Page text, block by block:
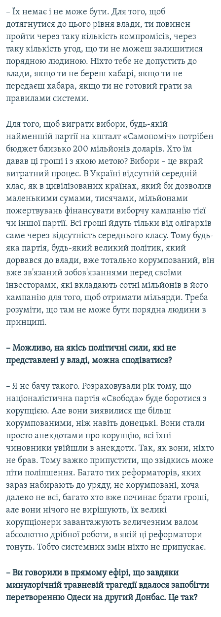
– Їх немає і не може бути. Для того, щоб
дотягнутися до цього рівня влади, ти повинен
пройти через таку кількість компромісів, через
таку кількість угод, що ти не можеш залишитися
порядною людиною. Ніхто тебе не допустить до
влади, якщо ти не береш хабарі, якщо ти не
передаєш хабара, якщо ти не готовий грати за
правилами системи.
Для того, щоб виграти вибори, будь-якій
найменшій партії на кшталт «Самопоміч» потрібен
бюджет близько 200 мільйонів доларів. Хто їм
давав ці гроші і з якою метою? Вибори – це вкрай
витратний процес. В Україні відсутній середній
клас, як в цивілізованих країнах, який би дозволив
маленькими сумами, тисячами, мільйонами
пожертвувань фінансувати виборчу кампанію тієї
чи іншої партії. Всі гроші йдуть тільки від олігархів
саме через відсутність середнього класу. Тому будь-
яка партія, будь-який великий політик, який
дорвався до влади, вже тотально корумпований, він
вже зв'язаний зобов'язаннями перед своїми
інвесторами, які вкладають сотні мільйонів в його
кампанію для того, щоб отримати мільярди. Треба
розуміти, що там не може бути порядна людини в
принципі.
– Можливо, на якісь політичні сили, які не
представлені у владі, можна сподіватися?
– Я не бачу такого. Розраховували рік тому, що
націоналістична партія «Свобода» буде боротися з
корупцією. Але вони виявилися ще більш
корумпованими, ніж навіть донецькі. Вони стали
просто анекдотами про корупцію, всі їхні
чиновники увійшли в анекдоти. Так, як вони, ніхто
не брав. Тому важко припустити, що звідкись може
піти поліпшення. Багато тих реформаторів, яких
зараз набирають до уряду, не корумповані, хоча
далеко не всі, багато хто вже починає брати гроші,
але вони нічого не вирішують, їх великі
корупціонери завантажують величезним валом
абсолютно дрібної роботи, в якій ці реформатори
тонуть. Тобто системних змін ніхто не припускає.
– Ви говорили в прямому ефірі, що завдяки
минулорічній травневій трагедії вдалося запобігти
перетворенню Одеси на другий Донбас. Це так?